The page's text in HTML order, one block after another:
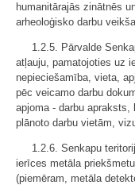
humanitārajās zinātnēs
arheoloģisko darbu
1.2.5. Pārvalde
atļauju, pamatojoties uz
nepieciešamība, vieta,
pēc veicamo darbu
apjoma - darbu
plānoto darbu vietām,
1.2.6. Senkapu
ierīces metāla
(piemēram, metāla